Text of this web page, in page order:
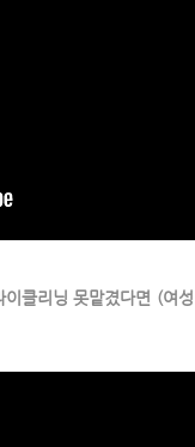
클리닝 못맡겼다면 (여